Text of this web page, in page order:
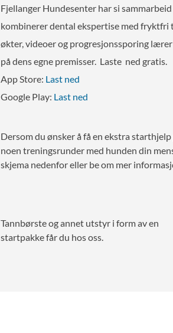
Fjellanger Hundesenter har si
kombinerer dental ekspertise med
økter, videoer og progresjonssporing
på dens egne premisser. Laste ned gratis.
App Store: Last ned
Google Play: Last ned
Dersom du ønsker å få en ekstra
noen treningsrunder med hunden din
skjema nedenfor eller be om mer
Tannbørste og annet utstyr i form av en
startpakke får du hos oss.